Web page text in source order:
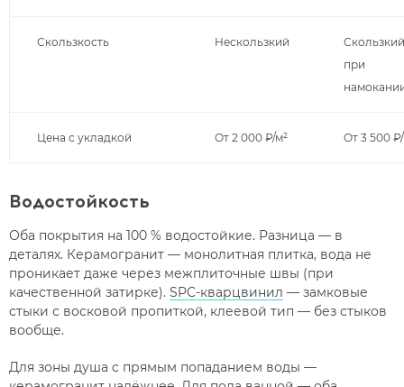
Скользкость Нескользкий
Скользкий
при
Цена с укладкой От 2 000 ₽/м² От 3 500
Водостойкость
Оба покрытия на 100 % водостойкие. Разница — в
деталях. Керамогранит — монолитная плитка, вода не
проникает даже через межплиточные швы (при
качественной затирке). SPC-кварцвинил — замковые
стыки с восковой пропиткой, клеевой тип — без стыков
вообще.
Для зоны душа с прямым попаданием воды —